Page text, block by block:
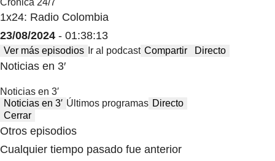
Crónica 24/7
1x24: Radio Colombia
23/08/2024 - 01:38:13
Ver más episodios Ir al podcast Compartir Directo
Noticias en 3′
Noticias en 3′
Noticias en 3′ Últimos programas Directo
Cerrar
Otros episodios
Cualquier tiempo pasado fue anterior